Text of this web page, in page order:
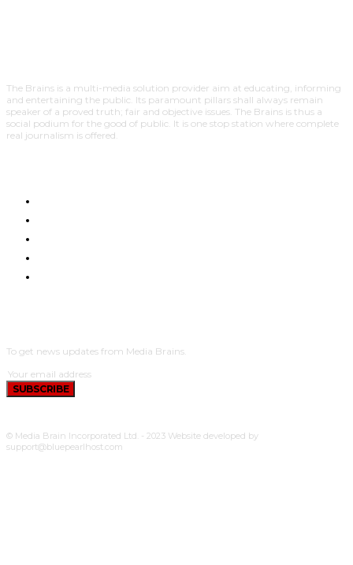
The Brains is a multi-media solution provider aim at educating, informing
and entertaining the public. Its paramount pillars shall always remain
speaker of a proved truth; fair and objective issues. The Brains is thus a
social podium for the good of public. It is one stop station where complete
real journalism is offered.
To get news updates from Media Brains.
SUBSCRIBE
© Media Brain Incorporated Ltd. - 2023 Website developed by
support@bluepearlhost.com